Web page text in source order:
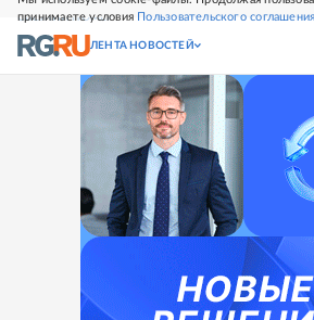
принимаете условия Пользовательского
СВЕЖИЙ НОМЕР
ЛЕНТА НОВОСТЕЙ